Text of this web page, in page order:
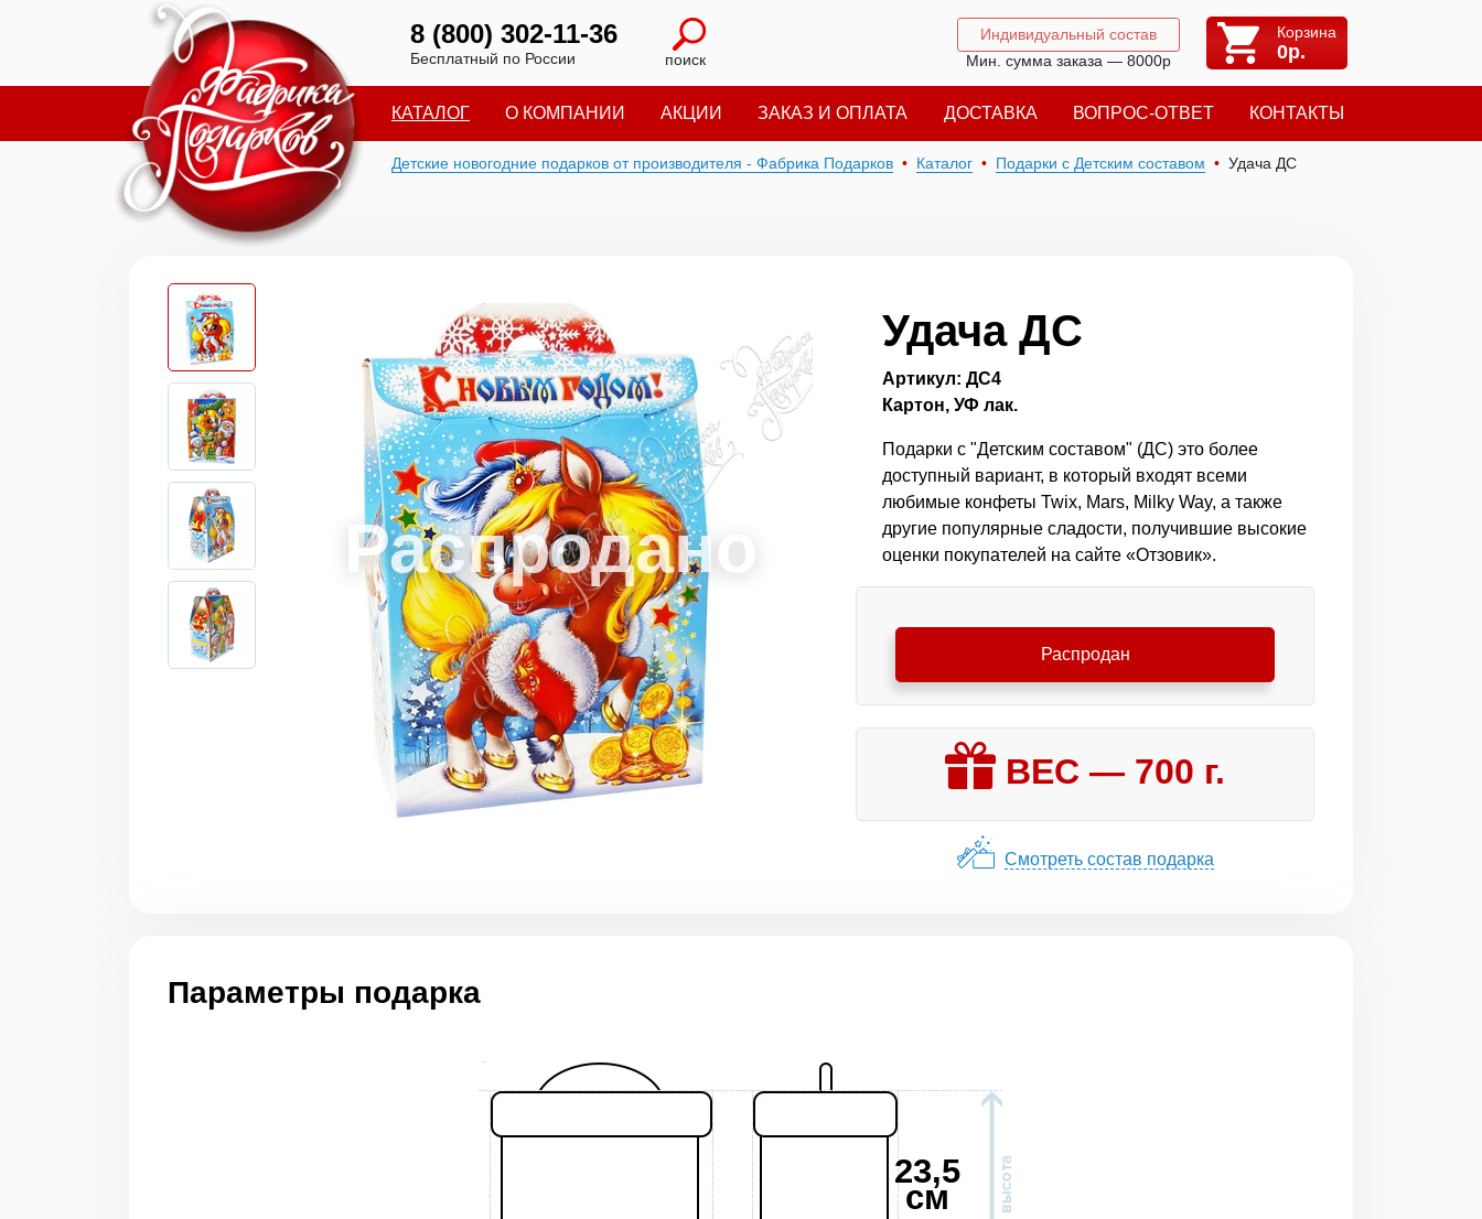
8 (800) 302-11-36
Бесплатный по России поиск
Индивидуальный состав
Мин. сумма заказа — 8000р
Корзина
0р.
КАТАЛОГ О КОМПАНИИ АКЦИИ ЗАКАЗ И ОПЛАТА ДОСТАВКА ВОПРОС-ОТВЕТ КОНТАКТЫ
Детские новогодние подарков от производителя - Фабрика Подарков Каталог Подарки с Детским составом Удача ДС
Удача ДС
Артикул: ДС4
Картон, УФ лак.
Подарки с "Детским составом" (ДС) это более
доступный вариант, в который входят всеми
любимые конфеты Twix, Mars, Milky Way, а также
другие популярные сладости, получившие высокие
оценки покупателей на сайте «Отзовик».
Распродан
ВЕС — 700 г.
Смотреть состав подарка
Параметры подарка
23,5
см